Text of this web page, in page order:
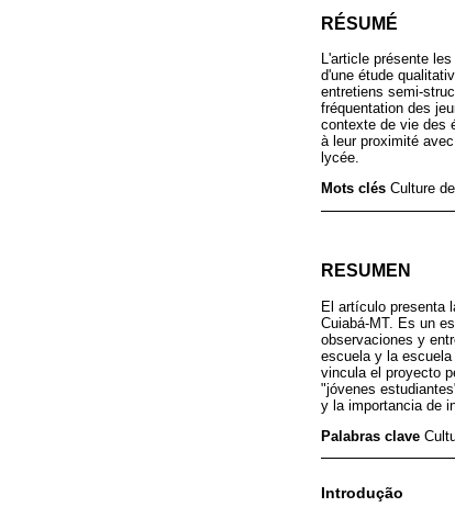
RÉSUMÉ
L'article présente
d'une étude
entretiens semi-
fréquentation des
contexte de vie des
à leur proximité
lycée.
Mots clés Culture
RESUMEN
El artículo presenta
Cuiabá-MT. Es un
observaciones y
escuela y la
vincula el proyecto
"jóvenes
y la importancia de
Palabras clave
Introdução